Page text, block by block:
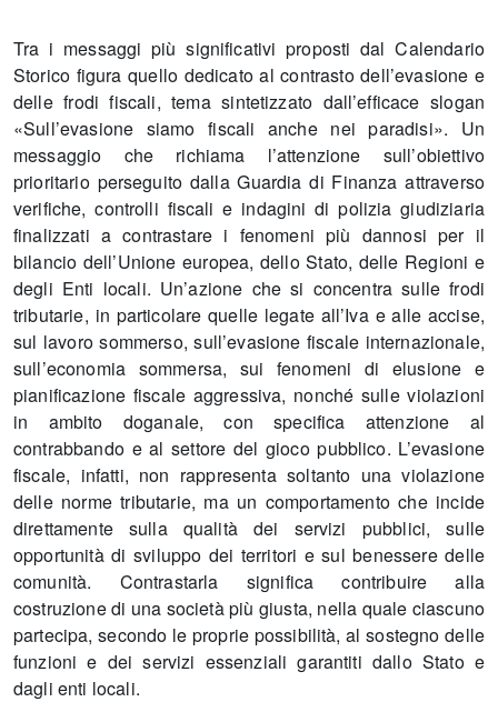
Tra i messaggi più significativi proposti dal Calendario
Storico figura quello dedicato al contrasto dell’evasione e
delle frodi fiscali, tema sintetizzato dall’efficace slogan
«Sull’evasione siamo fiscali anche nei paradisi». Un
messaggio che richiama l’attenzione sull’obiettivo
prioritario perseguito dalla Guardia di Finanza attraverso
verifiche, controlli fiscali e indagini di polizia giudiziaria
finalizzati a contrastare i fenomeni più dannosi per il
bilancio dell’Unione europea, dello Stato, delle Regioni e
degli Enti locali. Un’azione che si concentra sulle frodi
tributarie, in particolare quelle legate all’Iva e alle accise,
sul lavoro sommerso, sull’evasione fiscale internazionale,
sull’economia sommersa, sui fenomeni di elusione e
pianificazione fiscale aggressiva, nonché sulle violazioni
in ambito doganale, con specifica attenzione al
contrabbando e al settore del gioco pubblico. L’evasione
fiscale, infatti, non rappresenta soltanto una violazione
delle norme tributarie, ma un comportamento che incide
direttamente sulla qualità dei servizi pubblici, sulle
opportunità di sviluppo dei territori e sul benessere delle
comunità. Contrastarla significa contribuire alla
costruzione di una società più giusta, nella quale ciascuno
partecipa, secondo le proprie possibilità, al sostegno delle
funzioni e dei servizi essenziali garantiti dallo Stato e
dagli enti locali.